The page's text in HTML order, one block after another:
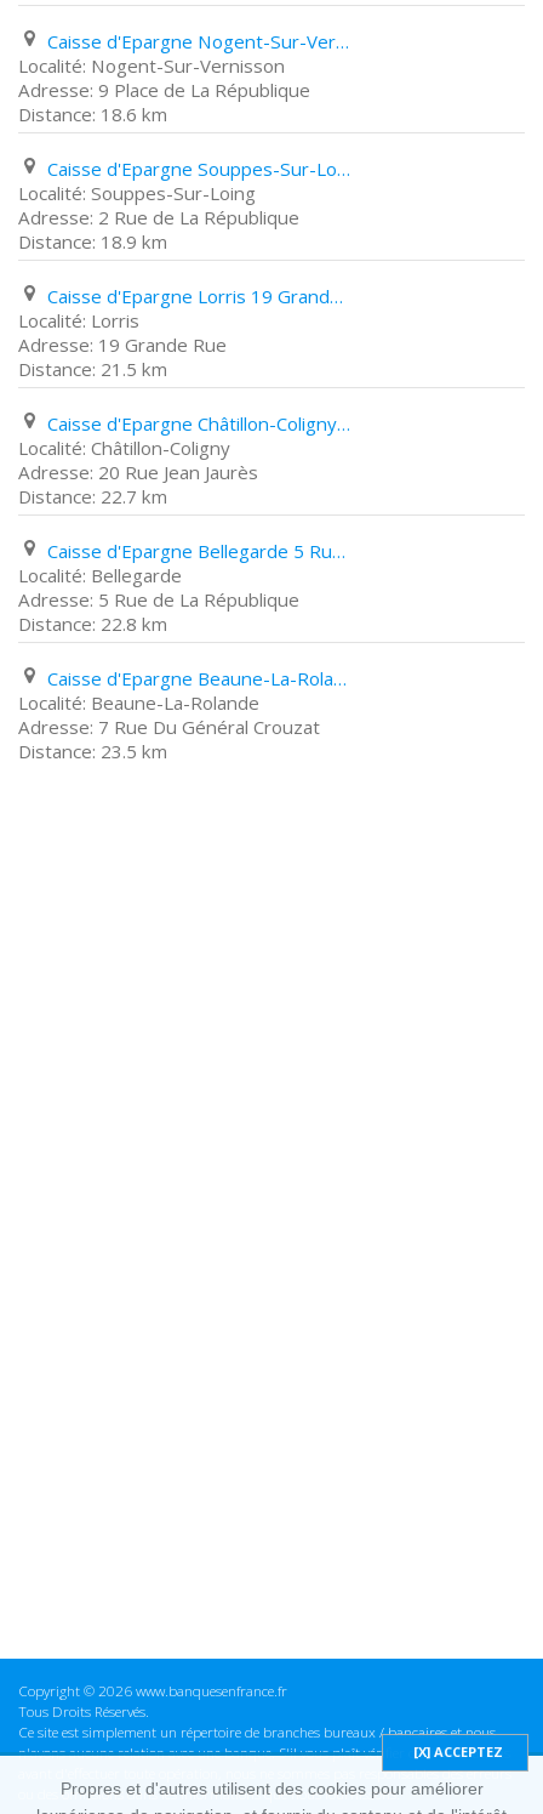
Caisse d'Epargne Nogent-Sur-Vernisson 9 Place de La République
Nogent-Sur-Vernisson
9 Place de La République
18.6 km
Caisse d'Epargne Souppes-Sur-Loing 2 Rue de La République
Souppes-Sur-Loing
2 Rue de La République
18.9 km
Caisse d'Epargne Lorris 19 Grande Rue
Lorris
19 Grande Rue
21.5 km
Caisse d'Epargne Châtillon-Coligny 20 Rue Jean Jaurès
Châtillon-Coligny
20 Rue Jean Jaurès
22.7 km
Caisse d'Epargne Bellegarde 5 Rue de La République
Bellegarde
5 Rue de La République
22.8 km
Caisse d'Epargne Beaune-La-Rolande 7 Rue Du Général Crouzat
Beaune-La-Rolande
7 Rue Du Général Crouzat
23.5 km
Copyright © 2026 www.banquesenfrance.fr
Tous Droits Réservés.
Ce site est simplement un répertoire de branches bureaux / bancaires et nous
n'avons aucune relation avec une banque. S'il vous plaît vérifier ces informations
avant d'effectuer toute opération, nous ne sommes pas responsables des erreurs
ou des omissions dans les informations que nous fournissons.
Propres et d'autres utilisent des cookies pour améliorer